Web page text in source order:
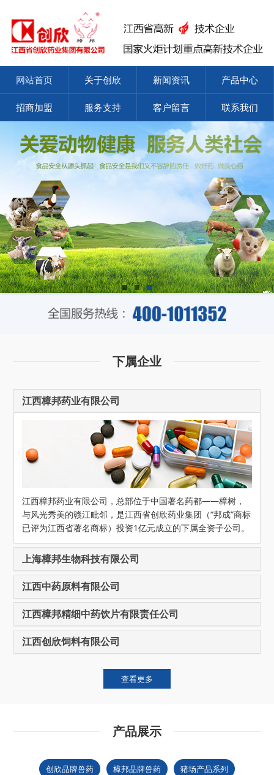
网站首页 关于创欣 新闻资讯 产品中心
招商加盟 服务支持 客户留言 联系我们
下属企业
江西樟邦药业有限公司
江西樟邦药业有限公司，总部位于中国著名药都——樟树，
与风光秀美的赣江毗邻，是江西省创欣药业集团（“邦成”商标
已评为江西省著名商标）投资1亿元成立的下属全资子公司。
上海樟邦生物科技有限公司
江西中药原料有限公司
江西樟邦精细中药饮片有限责任公司
江西创欣饲料有限公司
查看更多
产品展示
创欣品牌兽药 樟邦品牌兽药 猪场产品系列